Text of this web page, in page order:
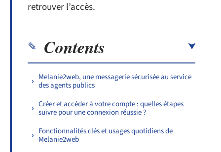
retrouver l’accès.
Contents
Melanie2web, une messagerie sécurisée au service
des agents publics
Créer et accéder à votre compte : quelles étapes
suivre pour une connexion réussie ?
Fonctionnalités clés et usages quotidiens de
Melanie2web